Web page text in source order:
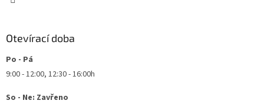
Otevírací doba
Po - Pá
9:00 - 12:00, 12:30 - 16:00h
So - Ne: Zavřeno